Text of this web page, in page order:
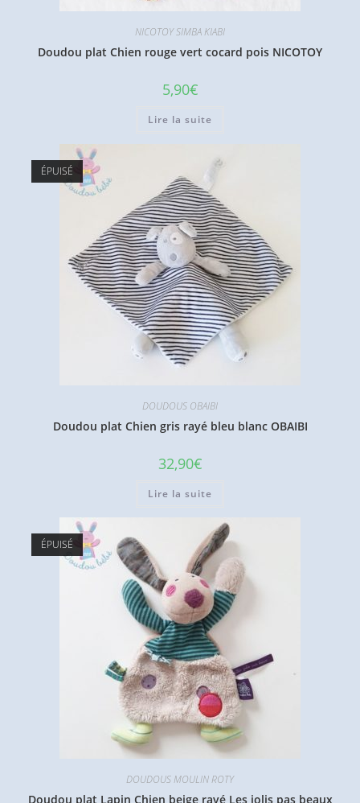
NICOTOY SIMBA KIABI
Doudou plat Chien rouge vert cocard pois NICOTOY
5,90€
Lire la suite
ÉPUISÉ
DOUDOUS OBAIBI
Doudou plat Chien gris rayé bleu blanc OBAIBI
32,90€
Lire la suite
ÉPUISÉ
DOUDOUS MOULIN ROTY
Doudou plat Lapin Chien beige rayé Les jolis pas beaux